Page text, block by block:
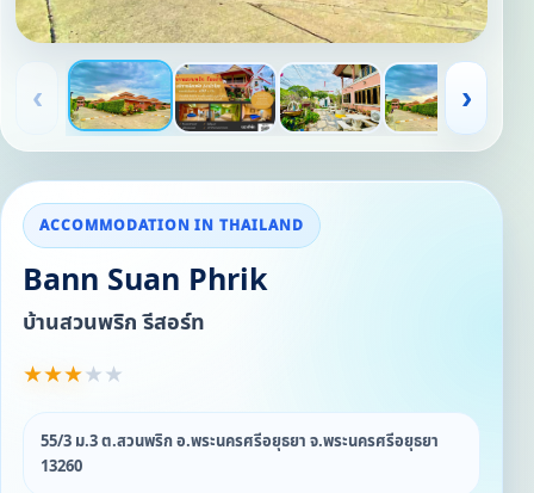
‹ ›
ACCOMMODATION IN THAILAND
Bann Suan Phrik
บ้านสวนพริก รีสอร์ท
★★★★★
55/3 ม.3 ต.สวนพริก อ.พระนครศรีอยุธยา จ.พระนครศรีอยุธยา
13260